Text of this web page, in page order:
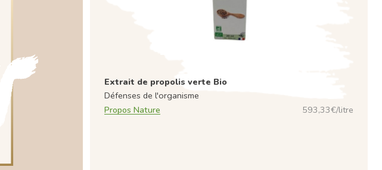
Extrait de propolis verte Bio
Défenses de l'organisme
Propos Nature
593,33€/litre